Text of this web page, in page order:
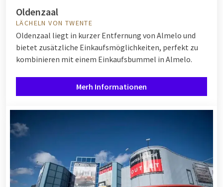
Oldenzaal
LÄCHELN VON TWENTE
Oldenzaal liegt in kurzer Entfernung von Almelo und
bietet zusätzliche Einkaufsmöglichkeiten, perfekt zu
kombinieren mit einem Einkaufsbummel in Almelo.
Merh Informationen